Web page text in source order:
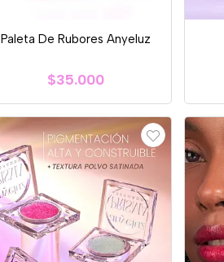
Paleta De Rubores Anyeluz
$35.000